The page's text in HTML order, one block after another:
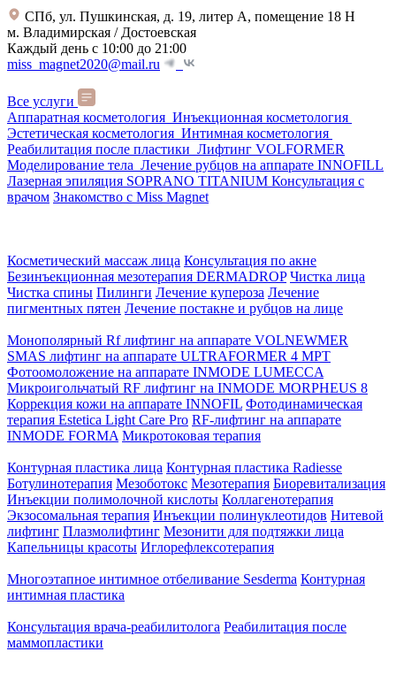
СПб, ул. Пушкинская, д. 19, литер А, помещение 18 Н
м. Владимирская / Достоевская
Каждый день с 10:00 до 21:00
miss_magnet2020@mail.ru
Все услуги
Аппаратная косметология Инъекционная косметология
Эстетическая косметология Интимная косметология
Реабилитация после пластики Лифтинг VOLFORMER
Моделирование тела Лечение рубцов на аппарате INNOFILL
Лазерная эпиляция SOPRANO TITANIUM Консультация с
врачом Знакомство с Miss Magnet
Косметический массаж лица Консультация по акне
Безинъекционная мезотерапия DERMADROP Чистка лица
Чистка спины Пилинги Лечение купероза Лечение
пигментных пятен Лечение постакне и рубцов на лице
Монополярный Rf лифтинг на аппарате VOLNEWMER
SMAS лифтинг на аппарате ULTRAFORMER 4 MРТ
Фотоомоложение на аппарате INMODE LUMECCA
Микроигольчатый RF лифтинг на INMODE MORPHEUS 8
Коррекция кожи на аппарате INNOFIL Фотодинамическая
терапия Estetica Light Care Pro RF-лифтинг на аппарате
INMODE FORMA Микротоковая терапия
Контурная пластика лица Контурная пластика Radiesse
Ботулинотерапия Мезоботокс Мезотерапия Биоревитализация
Инъекции полимолочной кислоты Коллагенотерапия
Экзосомальная терапия Инъекции полинуклеотидов Нитевой
лифтинг Плазмолифтинг Мезонити для подтяжки лица
Капельницы красоты Иглорефлексотерапия
Многоэтапное интимное отбеливание Sesderma Контурная
интимная пластика
Консультация врача-реабилитолога Реабилитация после
маммопластики